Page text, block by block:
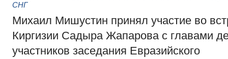
СНГ
Михаил Мишустин принял участие во
Киргизии Садыра Жапарова с главами
участников заседания Евразийского